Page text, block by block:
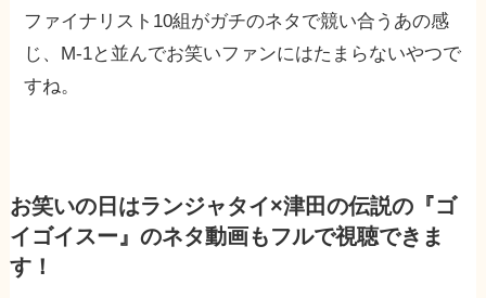
ファイナリスト10組がガチのネタで競い合うあの感
じ、M-1と並んでお笑いファンにはたまらないやつで
すね。
お笑いの日はランジャタイ×津田の伝説の『ゴ
イゴイスー』のネタ動画もフルで視聴できま
す！